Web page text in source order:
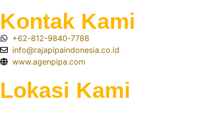
Kontak Kami
+62-812-9840-7788
info@rajapipaindonesia.co.id
www.agenpipa.com
Lokasi Kami